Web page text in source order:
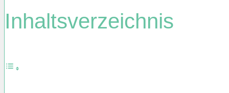
Inhaltsverzeichnis